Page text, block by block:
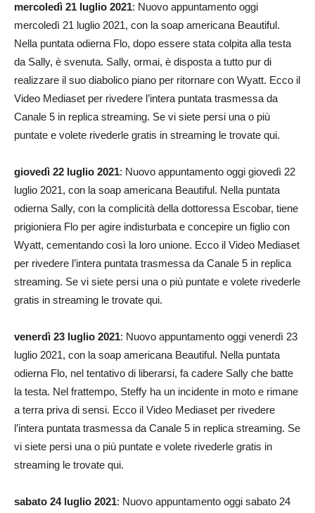
mercoledì 21 luglio 2021: Nuovo appuntamento oggi
mercoledì 21 luglio 2021, con la soap americana Beautiful.
Nella puntata odierna Flo, dopo essere stata colpita alla testa
da Sally, è svenuta. Sally, ormai, è disposta a tutto pur di
realizzare il suo diabolico piano per ritornare con Wyatt. Ecco il
Video Mediaset per rivedere l’intera puntata trasmessa da
Canale 5 in replica streaming. Se vi siete persi una o più
puntate e volete rivederle gratis in streaming le trovate qui.
giovedì 22 luglio 2021: Nuovo appuntamento oggi giovedì 22
luglio 2021, con la soap americana Beautiful. Nella puntata
odierna Sally, con la complicità della dottoressa Escobar, tiene
prigioniera Flo per agire indisturbata e concepire un figlio con
Wyatt, cementando così la loro unione. Ecco il Video Mediaset
per rivedere l’intera puntata trasmessa da Canale 5 in replica
streaming. Se vi siete persi una o più puntate e volete rivederle
gratis in streaming le trovate qui.
venerdì 23 luglio 2021: Nuovo appuntamento oggi venerdì 23
luglio 2021, con la soap americana Beautiful. Nella puntata
odierna Flo, nel tentativo di liberarsi, fa cadere Sally che batte
la testa. Nel frattempo, Steffy ha un incidente in moto e rimane
a terra priva di sensi. Ecco il Video Mediaset per rivedere
l’intera puntata trasmessa da Canale 5 in replica streaming. Se
vi siete persi una o più puntate e volete rivederle gratis in
streaming le trovate qui.
sabato 24 luglio 2021: Nuovo appuntamento oggi sabato 24